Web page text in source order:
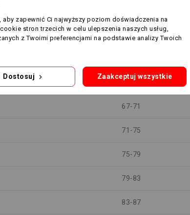
(cm) TALIA (cm)
63-66
67-71
71-75
75-79
79-83
83-87
zapewnić Ci najwyższy poziom doświadczenia na
stron trzecich w celu ulepszenia naszych usług,
z Twoimi preferencjami na podstawie analizy Twoich
Dostosuj Zaakceptuj wszystkie